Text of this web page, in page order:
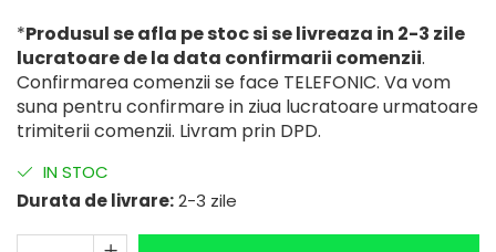
*Produsul se afla pe stoc si se livreaza in 2-3 zile
lucratoare de la data confirmarii comenzii.
Confirmarea comenzii se face TELEFONIC. Va vom
suna pentru confirmare in ziua lucratoare urmatoare
trimiterii comenzii. Livram prin DPD.
IN STOC
Durata de livrare:2-3 zile